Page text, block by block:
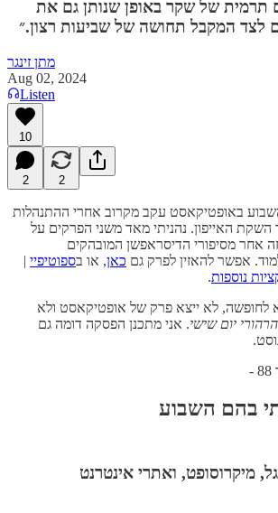
של שקר באופן שנותן גם את
לצד המקבל תחושה של שביעות רצון.״
מתן זינגר
Aug 02, 2024
Listen
10
2 2
באופטיקאסט עקב מקרוב אחרי ההתנהלות
האייפון. נהניתי מאד משני הפרקים על
אחר מסיפורי הדיסראפשן המובהקים
אפשר להאזין לפרק גם כאן, או בספוטיפיי |
נוספות.
לחופשה, לא ייצא פרק של אופטיקאסט ולא
הרהורי יום שישי. אני מתכנן הפסקה דומה גם
בהם השבוע
מיקרוסופט, ואתרי אינטרנט